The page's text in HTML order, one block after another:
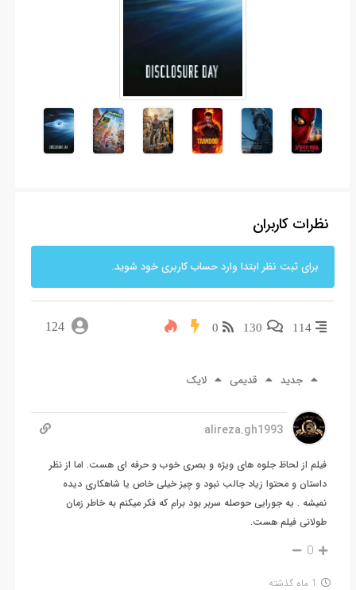
نظرات کاربران
برای ثبت نظر ابتدا وارد حساب کاربری خود شوید.
114
130
0
124
جدید قدیمی لایک
alireza.gh1993
فیلم از لحاظ جلوه های ویژه و بصری خوب و حرفه ای هست. اما از نظر
داستان و محتوا زیاد جالب نبود و چیز خیلی خاص یا شاهکاری دیده
نمیشه . یه جورایی حوصله سربر بود برام که فکر میکنم به خاطر زمان
طولانی فیلم هست.
0
1 ماه گذشته